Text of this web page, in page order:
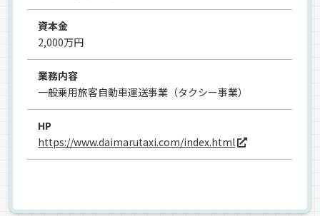
資本金
2,000万円
業務内容
一般乗用旅客自動車運送事業（タクシー事業）
HP
https://www.daimarutaxi.com/index.html